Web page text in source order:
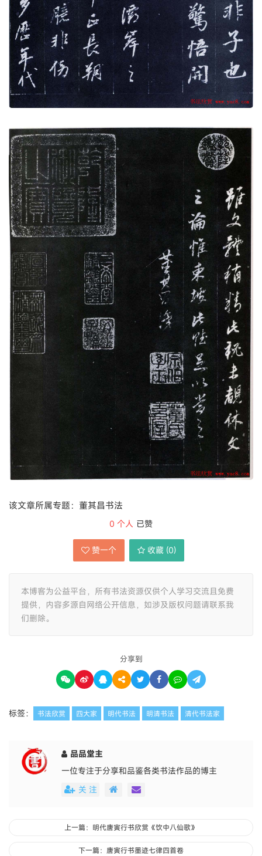
该文章所属专题：董其昌书法
0 个人 已赞
赞一个 收藏 (0)
本博客为公益平台，所有书法资源仅供个人学习交流且免费
提供，内容多源自网络公开信息，如涉及版权问题请联系我
们删除。
分享到
标签： 书法欣赏 四大家 明代书法 明清书法 清代书法家
品品堂主
一位专注于分享和品鉴各类书法作品的博主
关 注
上一篇：明代唐寅行书欣赏《饮中八仙歌》
下一篇：唐寅行书墨迹七律四首卷